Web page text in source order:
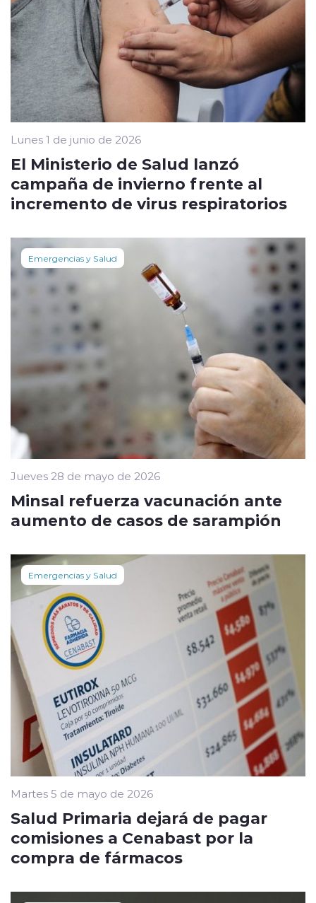
Lunes 1 de junio de 2026
El Ministerio de Salud lanzó
campaña de invierno frente al
incremento de virus respiratorios
Emergencias y Salud
Jueves 28 de mayo de 2026
Minsal refuerza vacunación ante
aumento de casos de sarampión
Emergencias y Salud
Martes 5 de mayo de 2026
Salud Primaria dejará de pagar
comisiones a Cenabast por la
compra de fármacos